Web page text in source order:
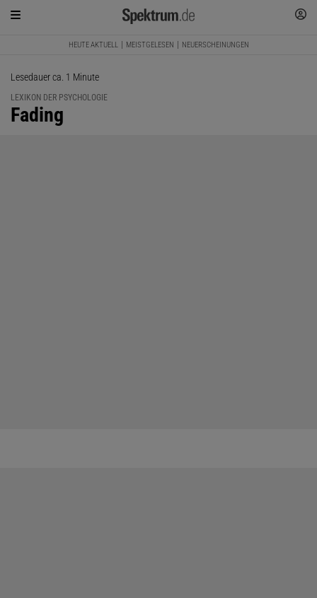
HEUTE AKTUELL MEISTGELESEN NEUERSCHEINUNGEN
Lesedauer ca. 1 Minute
LEXIKON DER PSYCHOLOGIE
:
Fading